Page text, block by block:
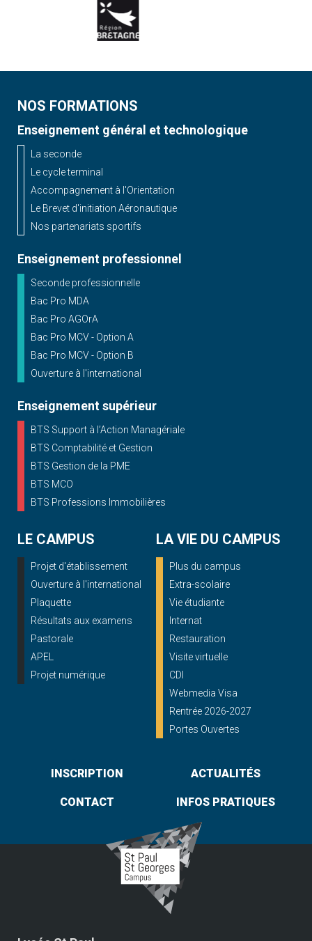
NOS FORMATIONS
Enseignement général et technologique
La seconde
Le cycle terminal
Accompagnement à l'Orientation
Le Brevet d'initiation Aéronautique
Nos partenariats sportifs
Enseignement professionnel
Seconde professionnelle
Bac Pro MDA
Bac Pro AGOrA
Bac Pro MCV - Option A
Bac Pro MCV - Option B
Ouverture à l'international
Enseignement supérieur
BTS Support à l’Action Managériale
BTS Comptabilité et Gestion
BTS Gestion de la PME
BTS MCO
BTS Professions Immobilières
LE CAMPUS
Projet d'établissement
Ouverture à l'international
Plaquette
Résultats aux examens
Pastorale
APEL
Projet numérique
LA VIE DU CAMPUS
Plus du campus
Extra-scolaire
Vie étudiante
Internat
Restauration
Visite virtuelle
CDI
Webmedia Visa
Rentrée 2026-2027
Portes Ouvertes
INSCRIPTION ACTUALITÉS
CONTACT INFOS PRATIQUES